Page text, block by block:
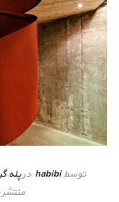
توسط habibi درپله